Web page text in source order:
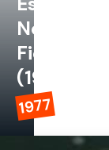
Noche
Fiesta
(1977)
1977